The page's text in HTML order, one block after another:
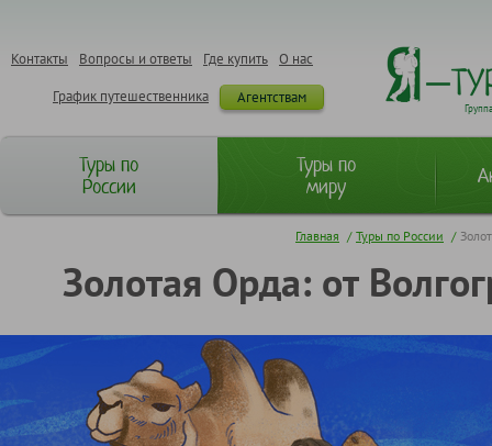
О нас
Где купить
Вопросы и ответы
Контакты
Агентствам
График путешественника
Туры по
России
Туры по
миру
Главная / Туры по России /
Золотая Орда: от